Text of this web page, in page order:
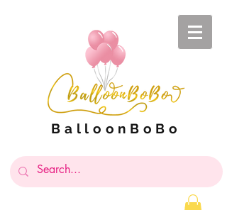
BalloonBoBo